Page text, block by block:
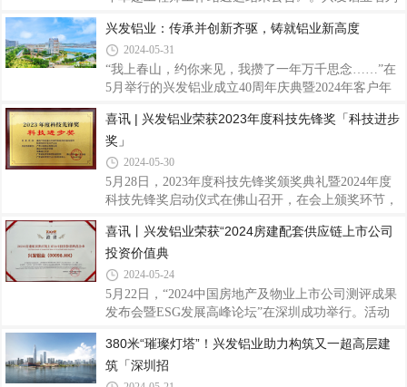
决，国际教育学院留学生足球队队员们挥汗绿茵，默
契配合，用实际行动诠释了团结协作、拼搏
师工作站”称号，作为国家级创新平台，企业可通过
佛山国创院与境内外高水平大学开展硕士、博士联合
培养和高水平协同创新，为公司探索高层次人才，做
好人才引育工作，进一步推进产学研用，加快实现新
格局，赋能企业行业高质量发展提供重要支撑作用。
兴发铝业作为集铝型材研发、生产、销售、服务于一
体的上市企业，40年来重视人才引育平台搭建
兴发铝业：传承并创新齐驱，铸就铝业新高度
2024-05-31
“我上春山，约你来见，我攒了一年万千思念……”在
5月举行的兴发铝业成立40周年庆典暨2024年客户年
导班子带来的合唱《上春山》，以全新的艺术形式展
现了兴发铝业的创新精神。事实上，作为中国专业制
造铝型材标杆企业，兴发铝业骨子里便带有勇于改革
创新、敢做时代“弄潮儿”的基因。01接力传承，四十
年砥砺磨一剑兴发铝业的创新精神，从领导班子在
式，不仅歌曲选择创新有活力有突破，更体现了企业
对传统文化的创新性传承。这种创新精神，
喜讯 | 兴发铝业荣获2023年度科技先锋奖「科技进步
奖」
2024-05-30
5月28日，2023年度科技先锋奖颁奖典礼暨2024年度
科技先锋奖启动仪式在佛山召开，在会上颁奖环节，
的高性能铝/镁合金及部件制造技术开发与产业化》项
目荣获科技进步奖。这是对各研究团队和兴发铝业多
年来积极与高校科研院所等联合研发，多措并举，高
度重视科技创新工作的充分肯定。兴发铝业一直以来
注重企业的技术创新工作，坚持以自主创新与产学研
节，注重前瞻性研发和布局，不断深化改革，在新产
品开发、技术进步、科研成果转化等方面取得了
喜讯丨兴发铝业荣获“2024房建配套供应链上市公司
投资价值典
2024-05-24
5月22日，“2024中国房地产及物业上市公司测评成果
发布会暨ESG发展高峰论坛”在深圳成功举行。活动
告》，同期隆重公布了“2024房地产配套供应链上市
公司测评成果”，兴发铝业荣获“2024房建配套供应链
380米“璀璨灯塔”！兴发铝业助力构筑又一超高层建
筑「深圳招